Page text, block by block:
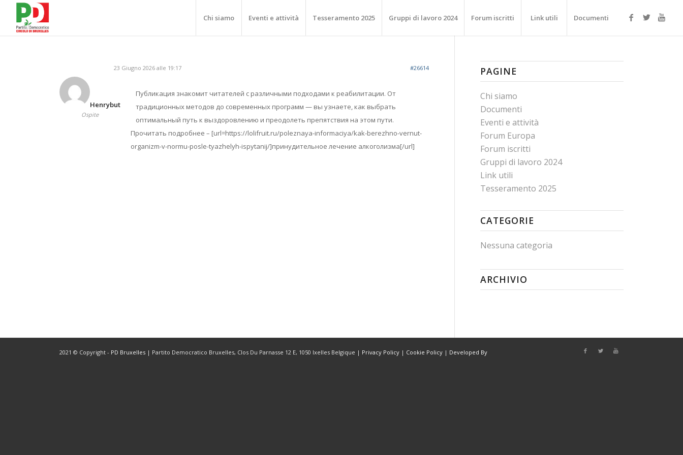
Chi siamo Eventi e attività Tesseramento 2025 Gruppi di lavoro 2024 Forum iscritti Link utili Documenti
23 Giugno 2026 alle 19:17 #26614
Henrybut
Ospite
Публикация знакомит читателей с различными подходами к реабилитации. От
традиционных методов до современных программ — вы узнаете, как выбрать
оптимальный путь к выздоровлению и преодолеть препятствия на этом пути.
Прочитать подробнее – [url=https://lolifruit.ru/poleznaya-informaciya/kak-berezhno-vernut-
organizm-v-normu-posle-tyazhelyh-ispytanij/]принудительное лечение алкоголизма[/url]
PAGINE
Chi siamo
Documenti
Eventi e attività
Forum Europa
Forum iscritti
Gruppi di lavoro 2024
Link utili
Tesseramento 2025
CATEGORIE
Nessuna categoria
ARCHIVIO
2021 © Copyright - PD Bruxelles | Partito Democratico Bruxelles, Clos Du Parnasse 12 E, 1050 Ixelles Belgique | Privacy Policy | Cookie Policy | Developed By